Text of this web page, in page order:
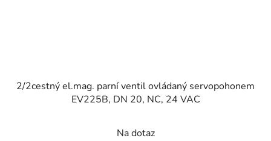
2/2cestný el.mag. parní ventil ovládaný servopohonem
EV225B, DN 20, NC, 24 VAC
Na dotaz